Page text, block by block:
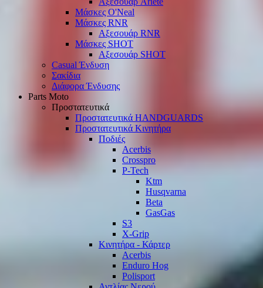
Μάσκες O'Neal
Μάσκες RNR
Αξεσουάρ RNR
Μάσκες SHOT
Αξεσουάρ SHOT
Casual Ένδυση
Σακίδια
Διάφορα Ένδυσης
Parts Moto
Προστατευτικά
Προστατευτικά HANDGUARDS
Προστατευτικά Κινητήρα
Ποδιές
Acerbis
Crosspro
P-Tech
Ktm
Husqvarna
Beta
GasGas
S3
X-Grip
Κινητήρα - Κάρτερ
Acerbis
Enduro Hog
Polisport